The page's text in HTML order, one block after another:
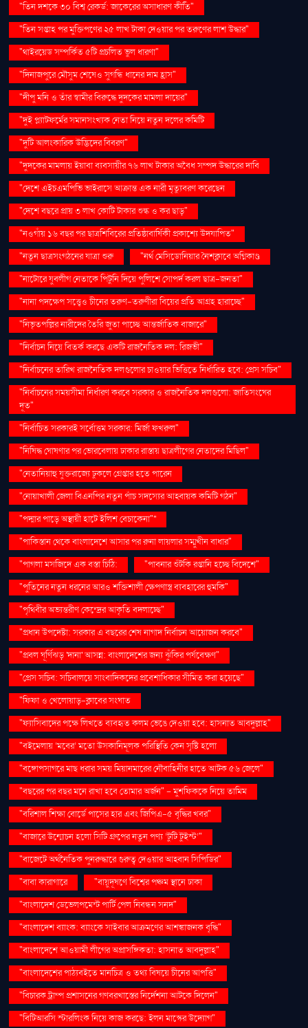
"তিন দশকে ৩০ বিশ্ব রেকর্ড: জাকেরের অসাধারণ কীর্তি"
"তিন সপ্তাহ পর মুক্তিপণের ২৫ লাখ টাকা দেওয়ার পর তরুণের লাশ উদ্ধার"
"থাইরয়েড সম্পর্কিত ৫টি প্রচলিত ভুল ধারণা"
"দিনাজপুরে মৌসুম শেষেও সুগন্ধি ধানের দাম হ্রাস"
"দীপু মনি ও তাঁর স্বামীর বিরুদ্ধে দুদকের মামলা দায়ের"
"দুই প্ল্যাটফর্মের সমানসংখ্যক নেতা নিয়ে নতুন দলের কমিটি
"দুটি আলংকারিক উদ্ভিদের বিবরণ"
"দুদকের মামলায় ইয়াবা ব্যবসায়ীর ৭৬ লাখ টাকার অবৈধ সম্পদ উদ্ধারের দাবি
"দেশে এইচএমপিভি ভাইরাসে আক্রান্ত এক নারী মৃত্যুবরণ করেছেন
"দেশে বছরে প্রায় ৩ লাখ কোটি টাকার শুল্ক ও কর ছাড়"
"নওগাঁয় ১৬ বছর পর ছাত্রশিবিরের প্রতিষ্ঠাবার্ষিকী প্রকাশ্যে উদযাপিত"
"নতুন ছাত্রসংগঠনের যাত্রা শুরু
"নর্থ মেসিডোনিয়ার নৈশক্লাবে অগ্নিকাণ্ড
"নাটোরে যুবলীগ নেতাকে পিটুনি দিয়ে পুলিশে সোপর্দ করল ছাত্র-জনতা"
"নানা পদক্ষেপ সত্ত্বেও চীনের তরুণ-তরুণীরা বিয়ের প্রতি আগ্রহ হারাচ্ছে"
"নিভৃতপল্লির নারীদের তৈরি জুতা পাচ্ছে আন্তর্জাতিক বাজারে"
"নির্বাচন নিয়ে বিতর্ক করছে একটি রাজনৈতিক দল: রিজভী"
"নির্বাচনের তারিখ রাজনৈতিক দলগুলোর চাওয়ার ভিত্তিতে নির্ধারিত হবে: প্রেস সচিব"
"নির্বাচনের সময়সীমা নির্ধারণ করবে সরকার ও রাজনৈতিক দলগুলো: জাতিসংঘের
দূত"
"নির্বাচিত সরকারই সর্বোত্তম সরকার: মির্জা ফখরুল"
"নিষিদ্ধ ঘোষণার পর ভোরবেলায় ঢাকার রাস্তায় ছাত্রলীগের নেতাদের মিছিল"
"নেতানিয়াহু যুক্তরাজ্যে ঢুকলে গ্রেপ্তার হতে পারেন
"নোয়াখালী জেলা বিএনপির নতুন পাঁচ সদস্যের আহ্বায়ক কমিটি গঠন"
"পদ্মার পাড়ে অস্থায়ী হাটে ইলিশ বেচাকেনা"''
"পাকিস্তান থেকে বাংলাদেশে আসার পর রুনা লায়লার সম্মুখীন বাধার"
"পাগলা মসজিদে এক বস্তা চিঠি:
"পাবনার শুঁটকি রপ্তানি হচ্ছে বিদেশে"
"পুতিনের নতুন ধরনের আরও শক্তিশালী ক্ষেপণাস্ত্র ব্যবহারের হুমকি"
"পৃথিবীর অভ্যন্তরীণ কেন্দ্রের আকৃতি বদলাচ্ছে"
"প্রধান উপদেষ্টা: সরকার এ বছরের শেষ নাগাদ নির্বাচন আয়োজন করবে"
"প্রবল ঘূর্ণিঝড় 'দানা' আসন্ন: বাংলাদেশের জন্য ঝুঁকির পর্যবেক্ষণ"
"প্রেস সচিব: সচিবালয়ে সাংবাদিকদের প্রবেশাধিকার সীমিত করা হয়েছে"
"ফিফা ও খেলোয়াড়-ক্লাবের সংঘাত
"ফ্যাসিবাদের পক্ষে লিখতে ব্যবহৃত কলম ভেঙে দেওয়া হবে: হাসনাত আবদুল্লাহ"
"বইমেলায় ‘মবের’ মতো উসকানিমূলক পরিস্থিতি কেন সৃষ্টি হলো
"বঙ্গোপসাগরে মাছ ধরার সময় মিয়ানমারের নৌবাহিনীর হাতে আটক ৫৬ জেলে"
"বছরের পর বছর মনে রাখা হবে তোমার অর্জন" – মুশফিককে নিয়ে তামিম
"বরিশাল শিক্ষা বোর্ডে পাসের হার এবং জিপিএ-৫ বৃদ্ধির খবর"
"বাজারে উন্মোচন হলো সিটি গ্রুপের নতুন পণ্য ‘টুটি টুইস্ট’"
"বাজেটে অর্থনৈতিক পুনরুদ্ধারে গুরুত্ব দেওয়ার আহ্বান সিপিডির"
"বাবা কারাগারে
"বায়ুদূষণে বিশ্বের পঞ্চম স্থানে ঢাকা
"বাংলাদেশ ডেভেলপমেন্ট পার্টি পেল নিবন্ধন সনদ"
"বাংলাদেশ ব্যাংক: ব্যাংকে সাইবার আক্রমণের আশঙ্কাজনক বৃদ্ধি"
"বাংলাদেশে আওয়ামী লীগের অপ্রাসঙ্গিকতা: হাসনাত আবদুল্লাহ"
"বাংলাদেশের পাঠ্যবইতে মানচিত্র ও তথ্য বিষয়ে চীনের আপত্তি"
"বিচারক ট্রাম্প প্রশাসনের গণবরখাস্তের নির্দেশনা আটকে দিলেন"
"বিটিআরসি স্টারলিংক নিয়ে কাজ করছে: ইলন মাস্কের উদ্যোগ"